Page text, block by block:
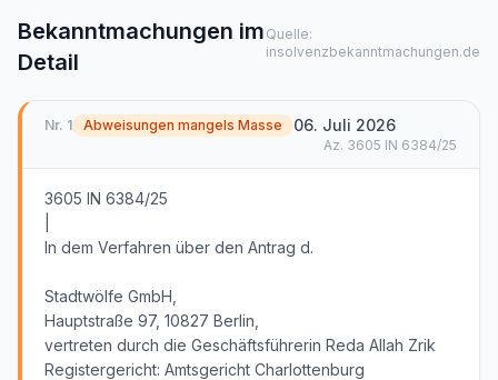
Bekanntmachungen im
Detail
Quelle:
insolvenzbekanntmachungen.de
Nr. 1 Abweisungen mangels Masse 06. Juli 2026
Az. 3605 IN 6384/25
3605 IN 6384/25
In dem Verfahren über den Antrag d.
Stadtwölfe GmbH,
Hauptstraße 97, 10827 Berlin,
vertreten durch die Geschäftsführerin Reda Allah Zrik
Registergericht: Amtsgericht Charlottenburg